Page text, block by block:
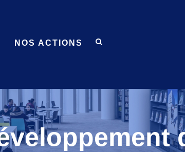
NOS ACTIONS